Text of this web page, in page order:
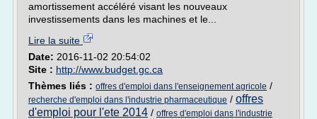
amortissement accéléré visant les nouveaux
investissements dans les machines et le...
Lire la suite
Date: 2016-11-02 20:54:02
Site : http://www.budget.gc.ca
Thèmes liés : offres d'emploi dans l'enseignement agricole /
recherche d'emploi dans l'industrie pharmaceutique / offres
d'emploi pour l'ete 2014 / offres d'emploi dans l'industrie